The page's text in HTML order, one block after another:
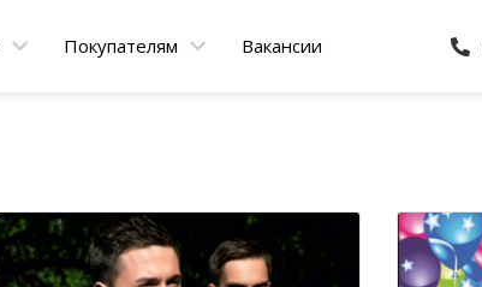
Покупателям Вакансии